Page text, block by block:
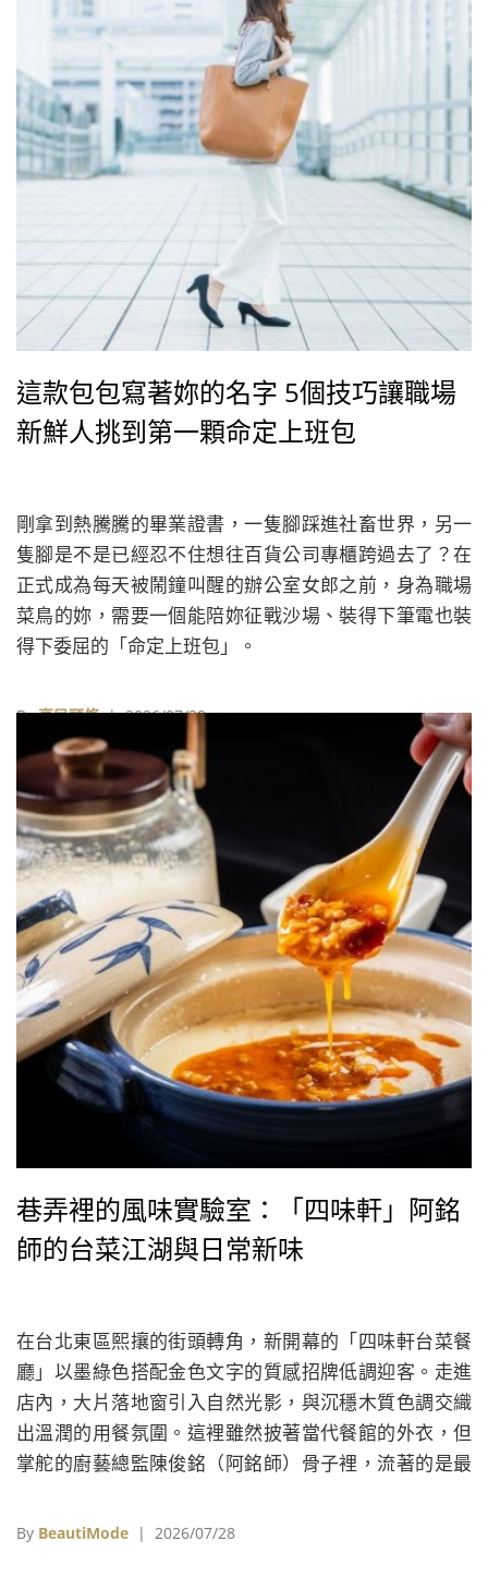
這款包包寫著妳的名字 5個技巧讓職場
新鮮人挑到第一顆命定上班包
剛拿到熱騰騰的畢業證書，一隻腳踩進社畜世界，另一
隻腳是不是已經忍不住想往百貨公司專櫃跨過去了？在
正式成為每天被鬧鐘叫醒的辦公室女郎之前，身為職場
菜鳥的妳，需要一個能陪妳征戰沙場、裝得下筆電也裝
得下委屈的「命定上班包」。
By享民頭條| 2026/07/29
巷弄裡的風味實驗室：「四味軒」阿銘
師的台菜江湖與日常新味
在台北東區熙攘的街頭轉角，新開幕的「四味軒台菜餐
廳」以墨綠色搭配金色文字的質感招牌低調迎客。走進
店內，大片落地窗引入自然光影，與沉穩木質色調交織
出溫潤的用餐氛圍。這裡雖然披著當代餐館的外衣，但
掌舵的廚藝總監陳俊銘（阿銘師）骨子裡，流著的是最
By BeautiMode | 2026/07/28